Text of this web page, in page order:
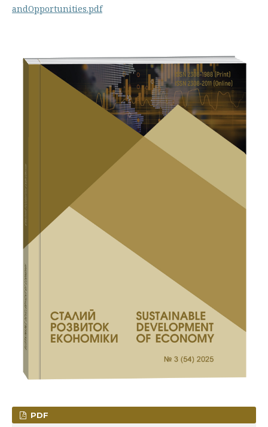
andOpportunities.pdf
PDF